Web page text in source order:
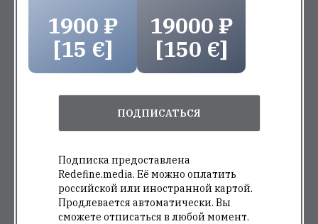
1900 ₽
[15 €]
19000 ₽
[150 €]
ПОДПИСАТЬСЯ
Подписка предоставлена
Redefine.media. Её можно оплатить
российской или иностранной картой.
Продлевается автоматически. Вы
сможете отписаться в любой момент.